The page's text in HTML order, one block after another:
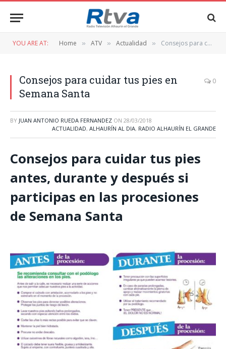
YOU ARE AT: Home » ATV » Actualidad » Consejos para cuidar tus pies en Semana Santa
Consejos para cuidar tus pies en
Semana Santa
0
BY JUAN ANTONIO RUEDA FERNANDEZ ON 28/03/2018
ACTUALIDAD, ALHAURÍN AL DIA, RADIO ALHAURÍN EL GRANDE
Consejos para cuidar tus pies
antes, durante y después si
participas en las procesiones
de Semana Santa